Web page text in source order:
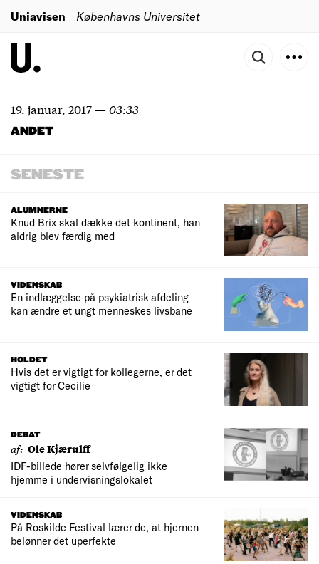
Uniavisen Københavns Universitet
19. januar, 2017—03:33
ANDET
SENESTE
ALUMNERNE
Knud Brix skal dække det kontinent, han
aldrig blev færdig med
VIDENSKAB
En indlæggelse på psykiatrisk afdeling
kan ændre et ungt menneskes livsbane
HOLDET
Hvis det er vigtigt for kollegerne, er det
vigtigt for Cecilie
DEBAT
af: Ole Kjærulff
IDF-billede hører selvfølgelig ikke
hjemme i undervisningslokalet
VIDENSKAB
På Roskilde Festival lærer de, at hjernen
belønner det uperfekte